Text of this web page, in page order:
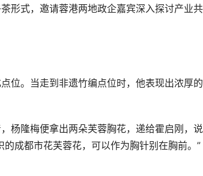
形式，邀请蓉港两地政企嘉宾深入探讨产业共
位。当走到非遗竹编点位时，他表现出浓厚
杨隆梅便拿出两朵芙蓉胸花，递给霍启刚，
成都市花芙蓉花，可以作为胸针别在胸前。”